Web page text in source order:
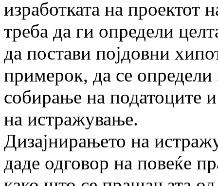
изработката на проектот
треба да ги определи
да постави појдовни
примерок, да се определи
собирање на податоците
на истражување.
Дизајнирањето на
даде одговор на повеќе